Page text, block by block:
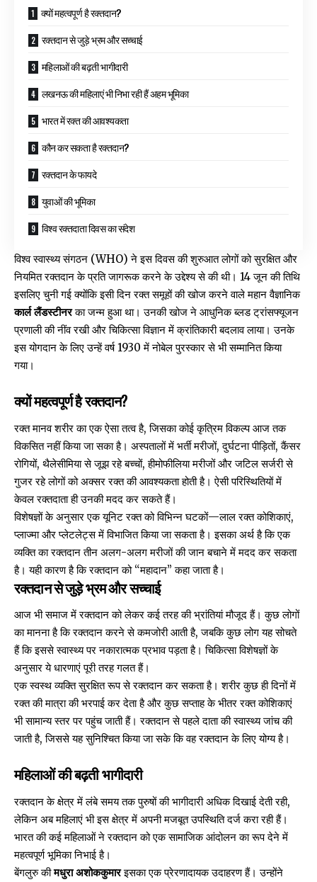
क्यों महत्वपूर्ण है रक्तदान?
रक्तदान से जुड़े भ्रम और सच्चाई
महिलाओं की बढ़ती भागीदारी
लखनऊ की महिलाएं भी निभा रही हैं अहम भूमिका
भारत में रक्त की आवश्यकता
कौन कर सकता है रक्तदान?
रक्तदान के फायदे
युवाओं की भूमिका
विश्व रक्तदाता दिवस का संदेश
विश्व स्वास्थ्य संगठन (WHO) ने इस दिवस की शुरुआत लोगों को सुरक्षित और
नियमित रक्तदान के प्रति जागरूक करने के उद्देश्य से की थी। 14 जून की तिथि
इसलिए चुनी गई क्योंकि इसी दिन रक्त समूहों की खोज करने वाले महान वैज्ञानिक
कार्ल लैंडस्टीनरका जन्म हुआ था। उनकी खोज ने आधुनिक ब्लड ट्रांसफ्यूजन
प्रणाली की नींव रखी और चिकित्सा विज्ञान में क्रांतिकारी बदलाव लाया। उनके
इस योगदान के लिए उन्हें वर्ष 1930 में नोबेल पुरस्कार से भी सम्मानित किया
गया।
क्यों महत्वपूर्ण है रक्तदान?
रक्त मानव शरीर का एक ऐसा तत्व है, जिसका कोई कृत्रिम विकल्प आज तक
विकसित नहीं किया जा सका है। अस्पतालों में भर्ती मरीजों, दुर्घटना पीड़ितों, कैंसर
रोगियों, थैलेसीमिया से जूझ रहे बच्चों, हीमोफीलिया मरीजों और जटिल सर्जरी से
गुजर रहे लोगों को अक्सर रक्त की आवश्यकता होती है। ऐसी परिस्थितियों में
केवल रक्तदाता ही उनकी मदद कर सकते हैं।
विशेषज्ञों के अनुसार एक यूनिट रक्त को विभिन्न घटकों—लाल रक्त कोशिकाएं,
प्लाज्मा और प्लेटलेट्स में विभाजित किया जा सकता है। इसका अर्थ है कि एक
व्यक्ति का रक्तदान तीन अलग-अलग मरीजों की जान बचाने में मदद कर सकता
है। यही कारण है कि रक्तदान को “महादान” कहा जाता है।
रक्तदान से जुड़े भ्रम और सच्चाई
आज भी समाज में रक्तदान को लेकर कई तरह की भ्रांतियां मौजूद हैं। कुछ लोगों
का मानना है कि रक्तदान करने से कमजोरी आती है, जबकि कुछ लोग यह सोचते
हैं कि इससे स्वास्थ्य पर नकारात्मक प्रभाव पड़ता है। चिकित्सा विशेषज्ञों के
अनुसार ये धारणाएं पूरी तरह गलत हैं।
एक स्वस्थ व्यक्ति सुरक्षित रूप से रक्तदान कर सकता है। शरीर कुछ ही दिनों में
रक्त की मात्रा की भरपाई कर देता है और कुछ सप्ताह के भीतर रक्त कोशिकाएं
भी सामान्य स्तर पर पहुंच जाती हैं। रक्तदान से पहले दाता की स्वास्थ्य जांच की
जाती है, जिससे यह सुनिश्चित किया जा सके कि वह रक्तदान के लिए योग्य है।
महिलाओं की बढ़ती भागीदारी
रक्तदान के क्षेत्र में लंबे समय तक पुरुषों की भागीदारी अधिक दिखाई देती रही,
लेकिन अब महिलाएं भी इस क्षेत्र में अपनी मजबूत उपस्थिति दर्ज करा रही हैं।
भारत की कई महिलाओं ने रक्तदान को एक सामाजिक आंदोलन का रूप देने में
महत्वपूर्ण भूमिका निभाई है।
बेंगलुरु कीमधुरा अशोककुमारइसका एक प्रेरणादायक उदाहरण हैं। उन्होंने